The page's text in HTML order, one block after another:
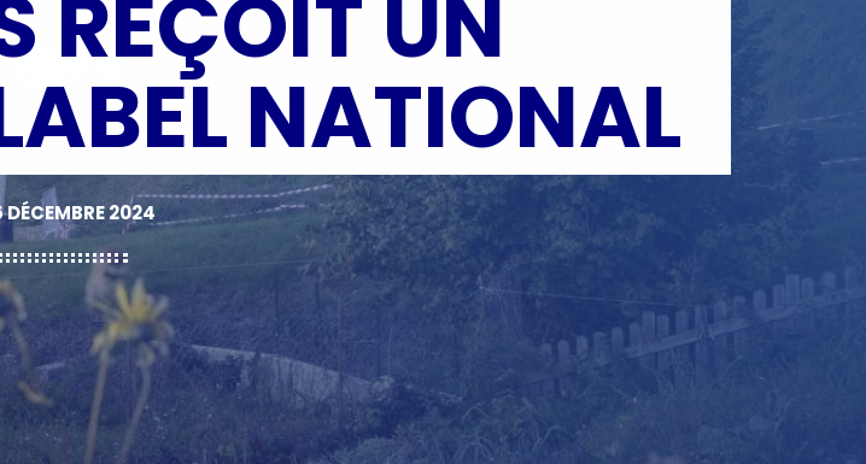
REÇOIT UN
NATIONAL
DÉCEMBRE 2024